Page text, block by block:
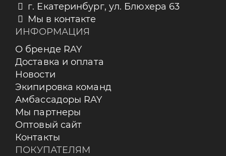
г. Екатеринбург, ул. Блюхера 63
Мы в контакте
ИНФОРМАЦИЯ
О бренде RAY
Доставка и оплата
Новости
Экипировка команд
Амбассадоры RAY
Мы партнеры
Оптовый сайт
Контакты
ПОКУПАТЕЛЯМ